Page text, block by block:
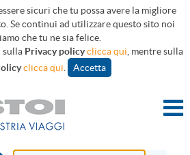
sicuri che tu possa avere la migliore
Se continui ad utilizzare questo sito noi
che tu ne sia felice.
sulla Privacy policyclicca qui , mentre sulla
clicca qui Accetta